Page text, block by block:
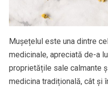
Mușețelul este una dintre
medicinale, apreciată de-a
proprietățile sale calmante
medicina tradițională, cât și